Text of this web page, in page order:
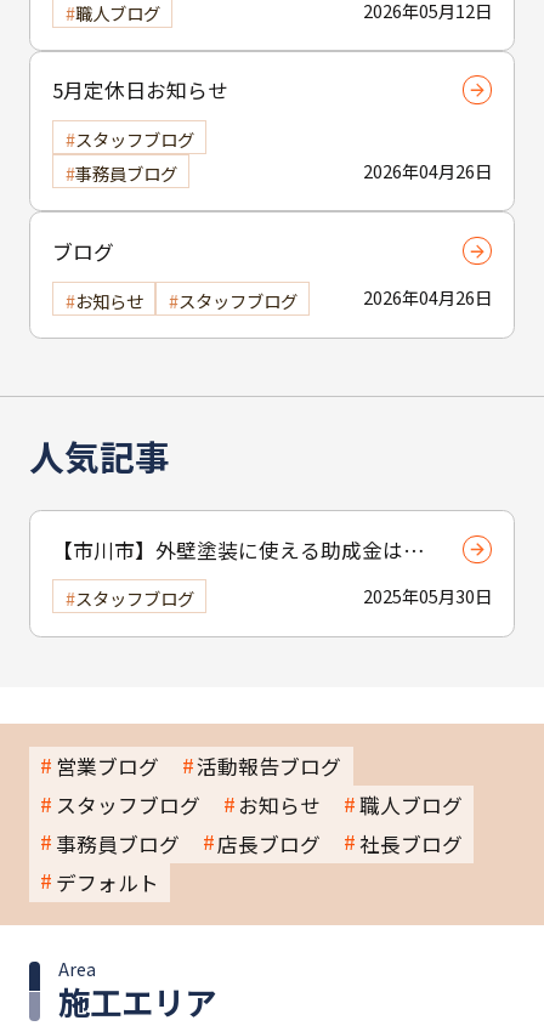
2026年05月12日
職人ブログ
5月定休日お知らせ
2026年04月26日
スタッフブログ
事務員ブログ
ブログ
2026年04月26日
お知らせ スタッフブログ
人気記事
【市川市】外壁塗装に使える助成金はあ
る？ 補助制度と費用を抑えるコツを紹介2025年05月30日
スタッフブログ
営業ブログ
活動報告ブログ
スタッフブログ
お知らせ
職人ブログ
事務員ブログ
店長ブログ
社長ブログ
デフォルト
施工エリア
Area